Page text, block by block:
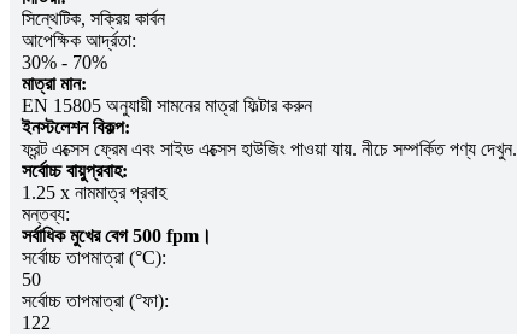
সিন্থেটিক, সক্রিয় কার্বন
আপেক্ষিক আর্দ্রতা:
30% - 70%
মাত্রা মান:
EN 15805 অনুযায়ী সামনের মাত্রা ফিল্টার করুন
ইনস্টলেশন বিকল্প:
ফ্রন্ট এক্সেস ফ্রেম এবং সাইড এক্সেস হাউজিং পাওয়া যায়. নীচে সম্পর্কিত পণ্য দেখুন.
সর্বোচ্চ বায়ুপ্রবাহ:
1.25 x নামমাত্র প্রবাহ
মন্তব্য:
সর্বাধিক মুখের বেগ 500 fpm।
সর্বোচ্চ তাপমাত্রা (°C):
50
সর্বোচ্চ তাপমাত্রা (°ফা):
122